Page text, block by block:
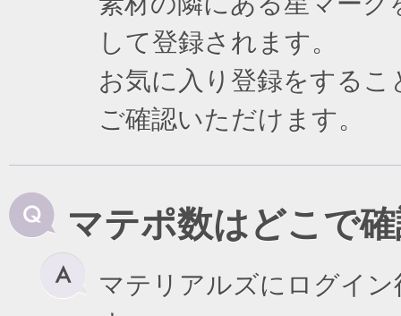
して登録されます。
お気に入り登録をする
ご確認いただけます。
マテポ数はどこで
マテリアルズにログイ